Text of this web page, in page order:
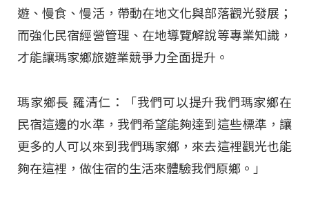
遊、慢食、慢活，帶動在地文化與部落觀光發展；
而強化民宿經營管理、在地導覽解說等專業知識，
才能讓瑪家鄉旅遊業競爭力全面提升。
瑪家鄉長 羅清仁：「我們可以提升我們瑪家鄉在
民宿這邊的水準，我們希望能夠達到這些標準，讓
更多的人可以來到我們瑪家鄉，來去這裡觀光也能
夠在這裡，做住宿的生活來體驗我們原鄉。」